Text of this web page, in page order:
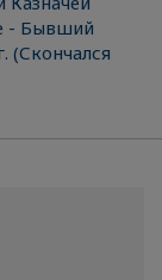
- Бывший